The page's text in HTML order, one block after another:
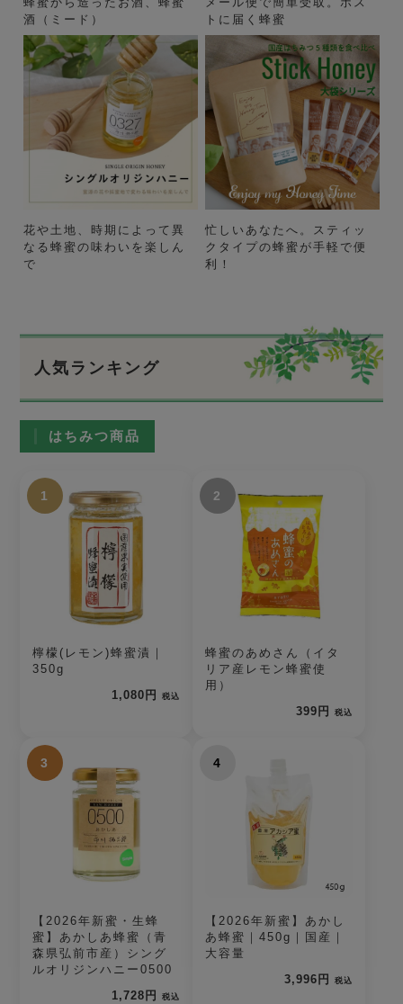
酒（ミード）
トに届く蜂蜜
花や土地、時期によって異
なる蜂蜜の味わいを楽しん
で
忙しいあなたへ。スティッ
クタイプの蜂蜜が手軽で便
利！
人気ランキング
はちみつ商品
1
檸檬(レモン)蜂蜜漬｜
350g
1,080円
税込
2
蜂蜜のあめさん（イタ
リア産レモン蜂蜜使
用）
399円
税込
3
【2026年新蜜・生蜂
蜜】あかしあ蜂蜜（青
森県弘前市産）シング
ルオリジンハニー0500
1,728円
税込
4
【2026年新蜜】あかし
あ蜂蜜｜450g｜国産｜
大容量
3,996円
税込